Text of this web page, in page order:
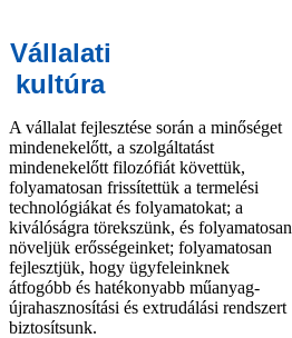
Vállalati
kultúra
A vállalat fejlesztése során a minőséget
mindenekelőtt, a szolgáltatást
mindenekelőtt filozófiát követtük,
folyamatosan frissítettük a termelési
technológiákat és folyamatokat; a
kiválóságra törekszünk, és folyamatosan
növeljük erősségeinket; folyamatosan
fejlesztjük, hogy ügyfeleinknek
átfogóbb és hatékonyabb műanyag-
újrahasznosítási és extrudálási rendszert
biztosítsunk.